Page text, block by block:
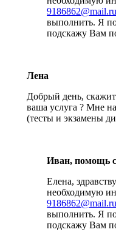
9186862@mail.ru
выполнить. Я
подскажу Вам
Лена
Добрый день,
ваша услуга ?
(тесты и экзамены
Иван, помощь
Елена,
необходимую
9186862@mail.ru
выполнить. Я
подскажу Вам